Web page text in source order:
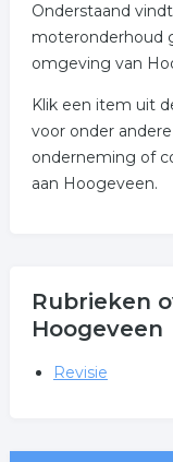
Onderstaand
moteronderhoud
omgeving van
Klik een item uit
voor onder
onderneming of
aan Hoogeveen.
Rubrieken
Hoogeveen
Revisie